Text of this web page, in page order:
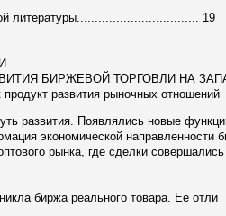
литературы.................................. 19
БИРЖЕВОЙ ТОРГОВЛИ НА
развития рыночных отношений
развития. Появлялись новые
экономической
рынка, где сделки
биржа реального товара. Ее отли